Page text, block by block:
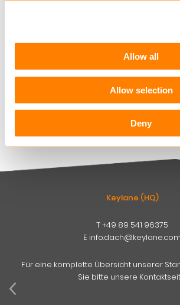
Allow all
Allow selection
Deny
Christian Bigatà verstärkt Keylane als
P&C
Keylane (HQ)
T+49 89 541 96375
E info.dach@keylane.com
Für eine komplette Übersicht unserer
Sie bitte unsere